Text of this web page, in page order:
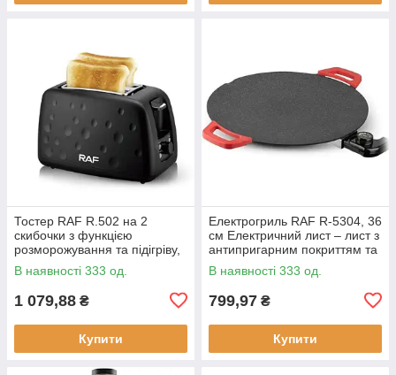
Тостер RAF R.502 на 2
скибочки з функцією
розморожування та підігріву,
930 Вт
В наявності 333 од.
1 079,88 ₴
Купити
Електрогриль RAF R-5304, 36
см Електричний лист – лист з
антипригарним покриттям та
регулюванням температури
смаження, 1800 Вт
В наявності 333 од.
799,97 ₴
Купити